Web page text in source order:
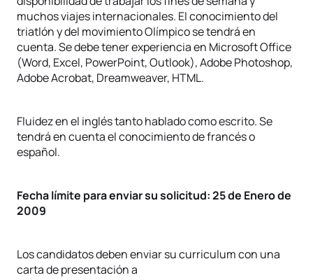
muchos viajes internacionales. El conocimiento del
triatlón y del movimiento Olímpico se tendrá en
cuenta. Se debe tener experiencia en Microsoft Office
(Word, Excel, PowerPoint, Outlook), Adobe Photoshop,
Adobe Acrobat, Dreamweaver, HTML.
Fluidez en el inglés tanto hablado como escrito. Se
tendrá en cuenta el conocimiento de francés o
español.
Fecha límite para enviar su solicitud: 25 de Enero de
2009
Los candidatos deben enviar su curriculum con una
carta de presentación a